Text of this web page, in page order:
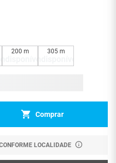
200 m 305 m
Comprar
LOCALIDADE